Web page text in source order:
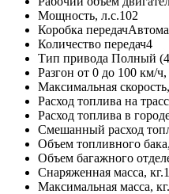
Мощность, л.с.102
Коробка передач
Количество передач4
Тип привода Полный
Разгон от 0 до 100 км/ч,
Максимальная
Расход топлива на
Расход топлива в
Смешанный расход
Объем топливного
Объем багажного
Снаряженная масса, кг.
Максимальная масса, кг.